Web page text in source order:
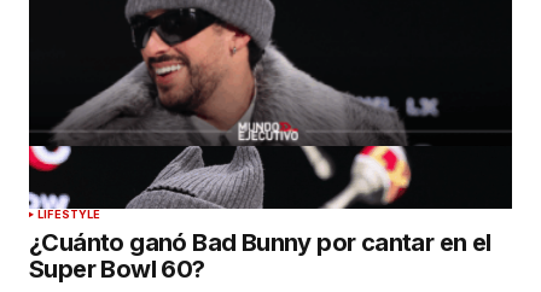
LIFESTYLE
¿Cuánto ganó Bad Bunny por cantar en el
Super Bowl 60?